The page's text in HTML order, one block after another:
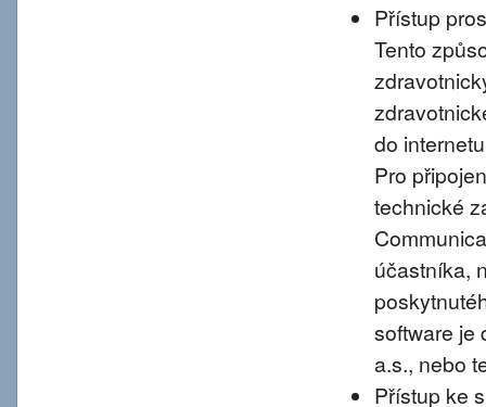
Přístup
Tento
do
Pro
technické
účastníka,
software je
a.s., nebo
Přístup ke